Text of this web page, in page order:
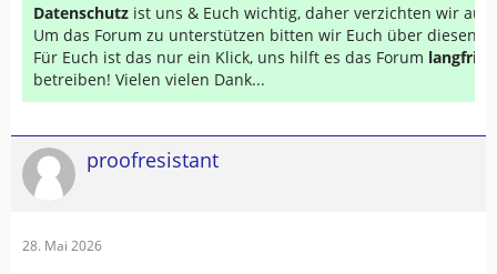
Datenschutz ist uns & Euch wichtig, daher verzichten wir auf
Um das Forum zu unterstützen bitten wir Euch über diesen
Für Euch ist das nur ein Klick, uns hilft es das Forum
betreiben! Vielen vielen Dank...
proofresistant
28. Mai 2026